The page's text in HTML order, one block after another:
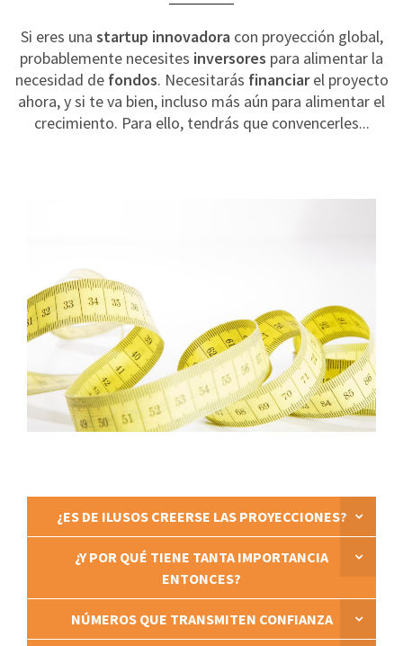
Si eres una startup innovadora con proyección global,
probablemente necesites inversores para alimentar la
necesidad de fondos. Necesitarás financiarel proyecto
ahora, y si te va bien, incluso más aún para alimentar el
crecimiento. Para ello, tendrás que convencerles...
¿ES DE ILUSOS CREERSE LAS PROYECCIONES?
¿Y POR QUÉ TIENE TANTA IMPORTANCIA
ENTONCES?
NÚMEROS QUE TRANSMITEN CONFIANZA